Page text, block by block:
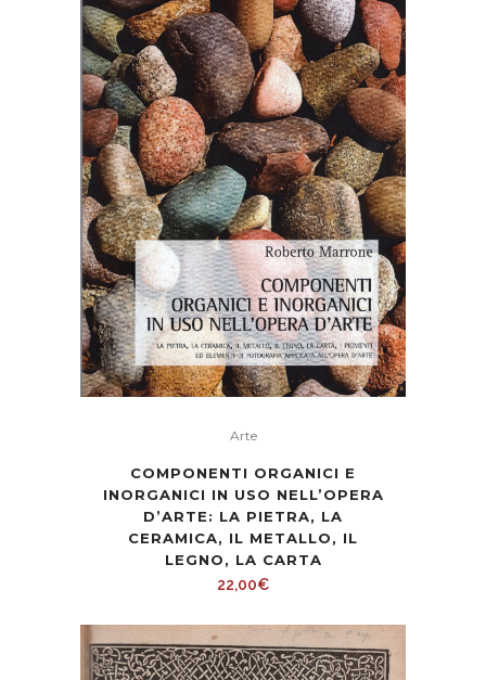
Arte
COMPONENTI ORGANICI E
INORGANICI IN USO NELL’OPERA
D’ARTE: LA PIETRA, LA
CERAMICA, IL METALLO, IL
LEGNO, LA CARTA
22,00€